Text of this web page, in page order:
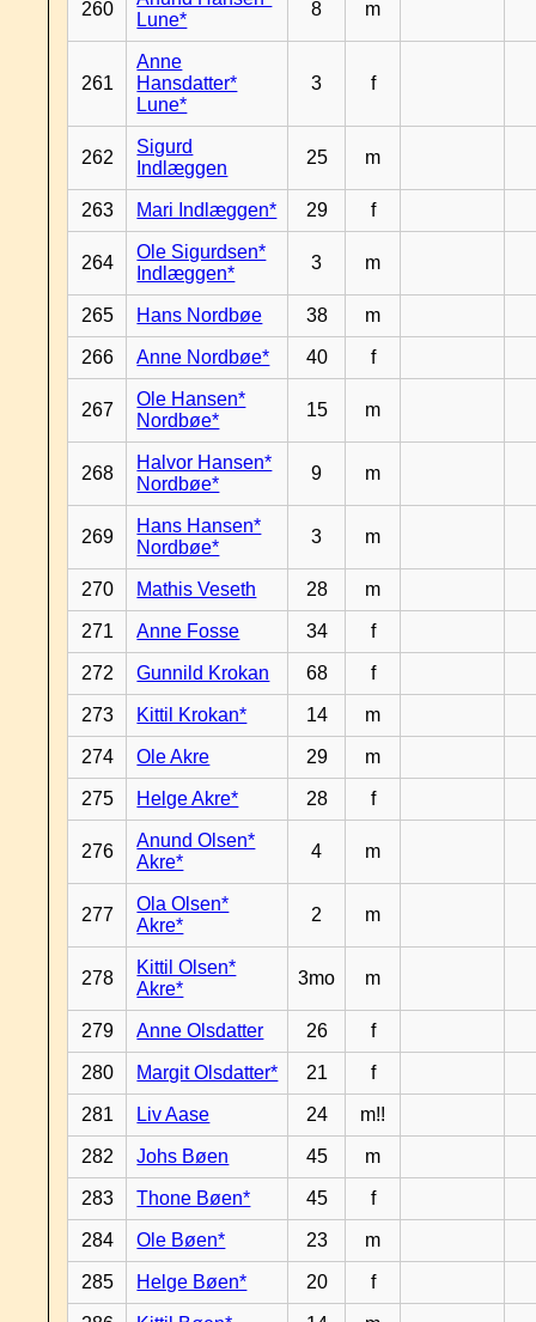
260
Lune*
8 m
261
Anne
Hansdatter*
Lune*
3 f
262
Sigurd
Indlæggen
25 m
263 Mari Indlæggen* 29 f
264
Ole Sigurdsen*
Indlæggen*
3 m
265 Hans Nordbøe 38 m
266 Anne Nordbøe* 40 f
267
Ole Hansen*
Nordbøe*
15 m
268
Halvor Hansen*
Nordbøe*
9 m
269
Hans Hansen*
Nordbøe*
3 m
270 Mathis Veseth 28 m
271 Anne Fosse 34 f
272 Gunnild Krokan 68 f
273 Kittil Krokan* 14 m
274 Ole Akre 29 m
275 Helge Akre* 28 f
276
Anund Olsen*
Akre*
4 m
277
Ola Olsen*
Akre*
2 m
278
Kittil Olsen*
Akre*
3mo m
279 Anne Olsdatter 26 f
280 Margit Olsdatter* 21 f
281 Liv Aase 24 m!!
282 Johs Bøen 45 m
283 Thone Bøen* 45 f
284 Ole Bøen* 23 m
285 Helge Bøen* 20 f